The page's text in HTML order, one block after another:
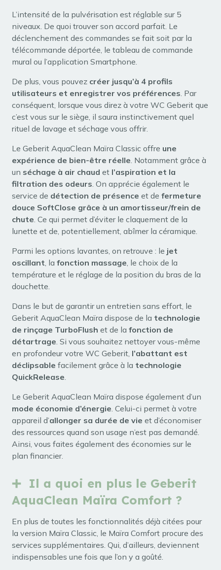
L’intensité de la pulvérisation est réglable sur 5
niveaux. De quoi trouver son accord parfait. Le
déclenchement des commandes se fait soit par la
télécommande déportée, le tableau de commande
mural ou l’application Smartphone.
De plus, vous pouvez créer jusqu’à 4 profils
utilisateurs et enregistrer vos préférences . Par
conséquent, lorsque vous direz à votre WC Geberit que
c’est vous sur le siège, il saura instinctivement quel
rituel de lavage et séchage vous offrir.
Le Geberit AquaClean Maïra Classic offre une
expérience de bien-être réelle . Notamment grâce à
un séchage à air chaud et l’aspiration et la
filtration des odeurs . On apprécie également le
service de détection de présence et de fermeture
douce SoftClose grâce à un amortisseur/frein de
chute . Ce qui permet d’éviter le claquement de la
lunette et de, potentiellement, abîmer la céramique.
Parmi les options lavantes, on retrouve : le jet
oscillant , la fonction massage , le choix de la
température et le réglage de la position du bras de la
douchette.
Dans le but de garantir un entretien sans effort, le
Geberit AquaClean Maïra dispose de la technologie
de rinçage TurboFlush et de la fonction de
détartrage . Si vous souhaitez nettoyer vous-même
en profondeur votre WC Geberit, l’abattant est
déclipsable facilement grâce à la technologie
QuickRelease
Le Geberit AquaClean Maïra dispose également d’un
mode économie d’énergie . Celui-ci permet à votre
appareil d’allonger sa durée de vie et d’économiser
des ressources quand son usage n’est pas demandé.
Ainsi, vous faites également des économies sur le
plan financier.
➕ Il a quoi en plus le Geberit
AquaClean Maïra Comfort ?
En plus de toutes les fonctionnalités déjà citées pour
la version Maïra Classic, le Maïra Comfort procure des
services supplémentaires. Qui, d’ailleurs, deviennent
indispensables une fois que l’on y a goûté.